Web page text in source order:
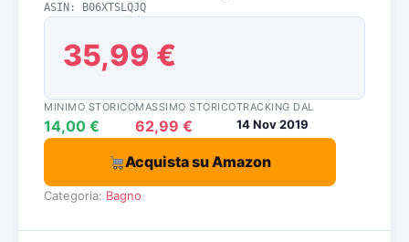
ASIN: B06XTSLQJQ
35,99 €
MINIMO STORICO
14,00 €
MASSIMO STORICO
62,99 €
TRACKING DAL
14 Nov 2019
Acquista su Amazon
Categoria: Bagno